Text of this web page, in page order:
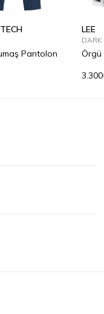
Pantolon
LEE
DARK
Örgü